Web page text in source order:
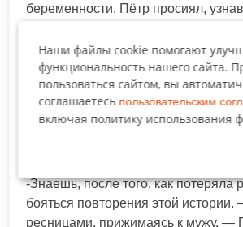
беременности. Пётр просиял,
Началась череда лжи…
Жанна спрятала горничную в
сама прикидывалась беременной
Она носила накладной живот, не
мужчине трогать себя, ссылаясь на
-Знаешь, после того, как потеряла
бояться повторения этой
ресницами, прижимаясь к мужу. —
Наши файлы cookie помогают
функциональность нашего сайта.
пользоваться сайтом, вы
соглашаетесь пользовательским
включая политику использования